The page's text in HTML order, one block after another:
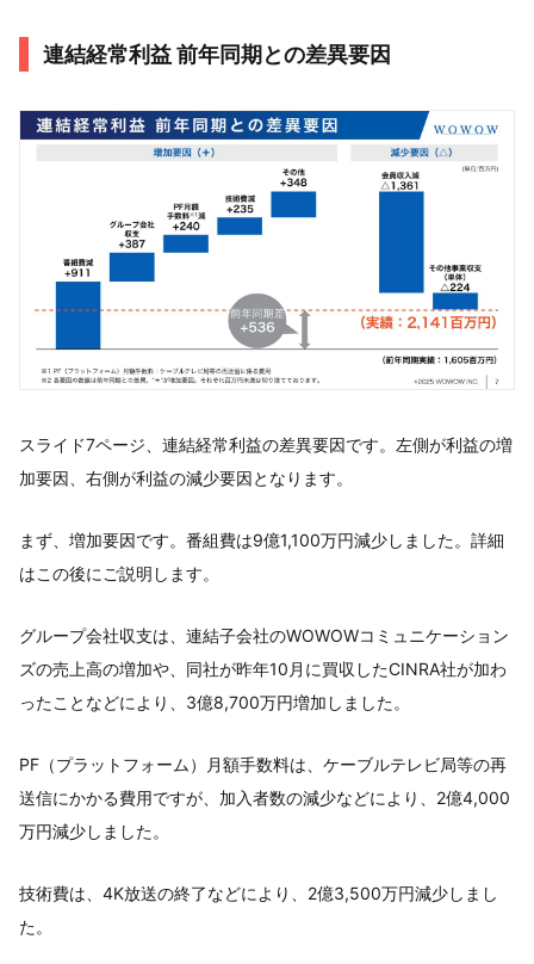
連結経常利益 前年同期との差異要因
スライド7ページ、連結経常利益の差異要因です。左側が利益の増
加要因、右側が利益の減少要因となります。
まず、増加要因です。番組費は9億1,100万円減少しました。詳細
はこの後にご説明します。
グループ会社収支は、連結子会社のWOWOWコミュニケーション
ズの売上高の増加や、同社が昨年10月に買収したCINRA社が加わ
ったことなどにより、3億8,700万円増加しました。
PF（プラットフォーム）月額手数料は、ケーブルテレビ局等の再
送信にかかる費用ですが、加入者数の減少などにより、2億4,000
万円減少しました。
技術費は、4K放送の終了などにより、2億3,500万円減少しまし
た。